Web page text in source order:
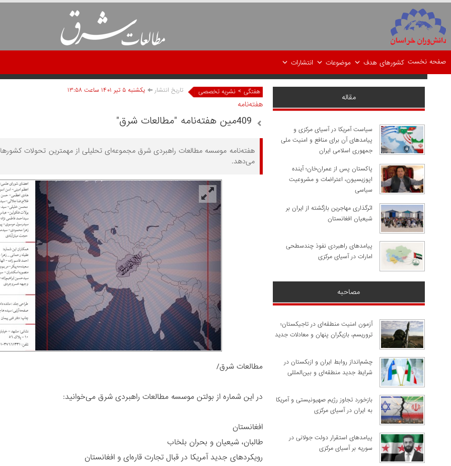
صفحه نخست کشورهای هدف موضوعات انتشارات
هفتگی > نشریه تخصصی تاریخ انتشار يکشنبه ۵ تير ۱۴۰۱ ساعت ۱۳:۵۸
هفته‌نامه
409مین هفته‌نامه "مطالعات شرق"
هفته‌نامه موسسه مطالعات راهبردی شرق مجموعه‌ای تحلیلی از مهمترین تحولات
می‌دهد.
مطالعات شرق/
در این شماره از بولتن موسسه مطالعات راهبردی شرق می‌خوانید:
افغانستان
طالبان، شیعیان و بحران بلخاب
رویکردهای جدید آمریکا در قبال تجارت قاره‌ای و افغانستان
مقاله
سیاست آمریکا در آسیای مرکزی و
پیامدهای آن برای منافع و امنیت ملی
جمهوری اسلامی ایران
پاکستان پس از عمران‌خان؛ آینده
اپوزیسیون، اعتراضات و مشروعیت
سیاسی
اثرگذاری مهاجرین بازگشته از ایران بر
شیعیان افغانستان
پیامدهای راهبردی نفوذ چندسطحی
امارات در آسیای مرکزی
مصاحبه
آزمون امنیت منطقه‌ای در تاجیکستان؛
تروریسم، بازیگران پنهان و معادلات جدید
چشم‌انداز روابط ایران و ازبکستان در
شرایط جدید منطقه‌ای و بین‌المللی
​بازخورد تجاوز رژیم صهیونیستی و آمریکا
به ایران در آسیای مرکزی
پیامدهای استقرار دولت جولانی در
سوریه بر آسیای مرکزی